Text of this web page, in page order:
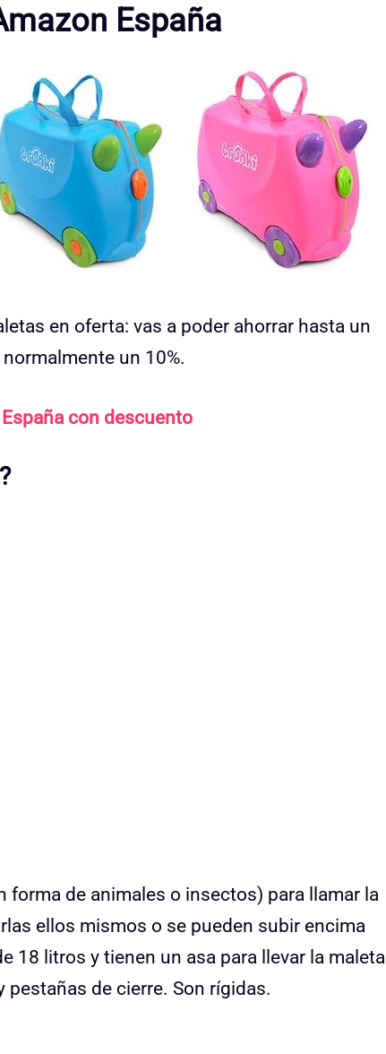
España
en oferta: vas a poder ahorrar hasta un
un 10%.
con descuento
de animales o insectos) para llamar la
ellos mismos o se pueden subir encima
18 litros y tienen un asa para llevar la maleta
de cierre. Son rígidas.